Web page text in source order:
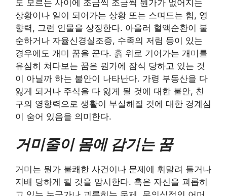
도 모르는 사이에 조금씩 조금씩 뭔가가 없어지는
상황이나 일이 되어가는 상황 또는 스며드는 힘, 영
향력, 그런 인물을 상징한다. 아울러 혈액순환이 불
순하거나 자율신경실조증, 수족의 저림 등이 있는
경우에도 개미 꿈을 꾼다. 흙 위로 기어가는 개미를
유심히 쳐다보는 꿈은 뭔가에 잠식 당하고 있는 것
이 아닐까 하는 불안이 나타난다. 가령 부동산을 다
잃게 되거나 주식을 다 잃게 될 것에 대한 불안, 친
구의 영향력으로 생활이 부실해질 것에 대한 경계심
이 숨어 있음을 의미한다.
거미줄이 몸에 감기는 꿈
거미는 뭔가 불쾌한 사건이나 문제에 휘말려 들거나
지배 당하게 될 것을 암시한다. 혹은 자신을 괴롭히